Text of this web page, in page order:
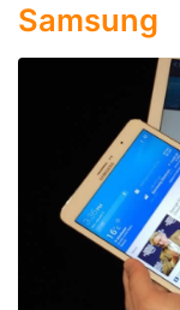
Samsung